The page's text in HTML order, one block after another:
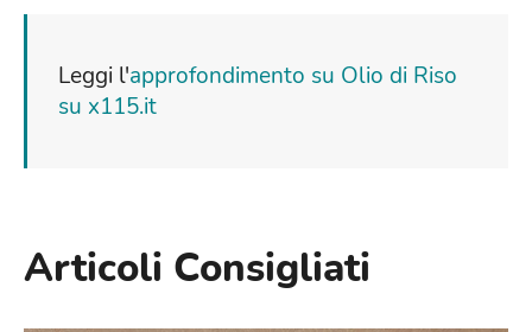
Leggi l'approfondimento su Olio di Riso
su x115.it
Articoli Consigliati